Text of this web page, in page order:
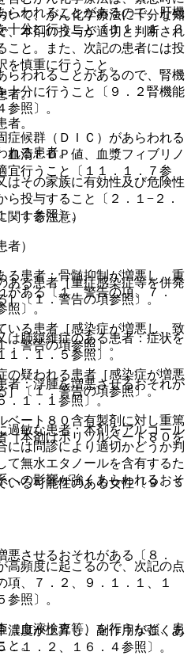
われることがあるので、肝機
十分に行うこと〔１１．１．３
われることがあるので、腎機
十分に行うこと〔９．２腎機能
照〕。
候群（ＤＩＣ）があらわれる
血清ＦＤＰ値、血漿フィブリノ
宜行うこと〔１１．１．７参
関する注意）
）
患者：骨髄抑制が増悪し、重
がある〔１．警告の項、７．
照〕。
肺線維症のある患者：症状を
．１．５参照〕。
：浮腫を増悪させるおそれが
．１．１参照〕。
敏な患者：本剤をアルコール
には問診により適切かどうか判
て無水エタノールを含有するた
への影響が強くあらわれるおそ
させるおそれがある〔８．
濃度が上昇し、副作用が強くあ
１．２、１６．４参照〕。
いて、がん化学療法に十分な知
、本剤の投与が適切と判断され
こと。また、次記の患者には投
慎重に行うこと。
者。
。
れる患者。
はその家族に有効性及び危険性
投与すること〔２．１−２．
．１参照〕。
る患者［重症感染症等を併発
〔１．警告の項参照〕。
る患者［感染症が増悪し、致
．警告の項参照〕。
疑われる患者［感染症が増悪
］〔１．警告の項参照〕。
ート８０含有製剤に対し重篤
［本剤はポリソルベート８０を
る可能性のある女性〔９．５
頻度に起こるので、次記の点
、７．２、９．１．１、１
参照〕。
血液検査等）を行うなど、患
と。